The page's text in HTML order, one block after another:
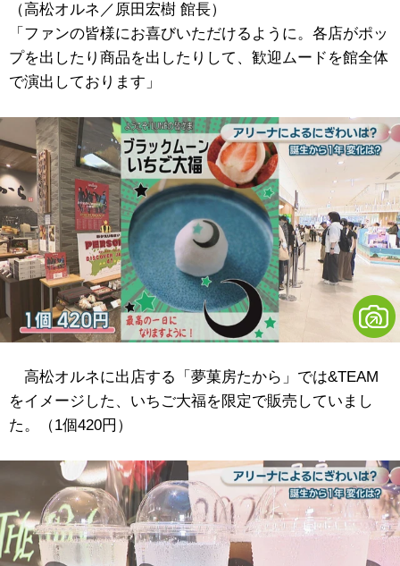
（高松オルネ／原田宏樹 館長）
「ファンの皆様にお喜びいただけるように。各店がポッ
プを出したり商品を出したりして、歓迎ムードを館全体
で演出しております」
高松オルネに出店する「夢菓房たから」では&TEAM
をイメージした、いちご大福を限定で販売していまし
た。（1個420円）